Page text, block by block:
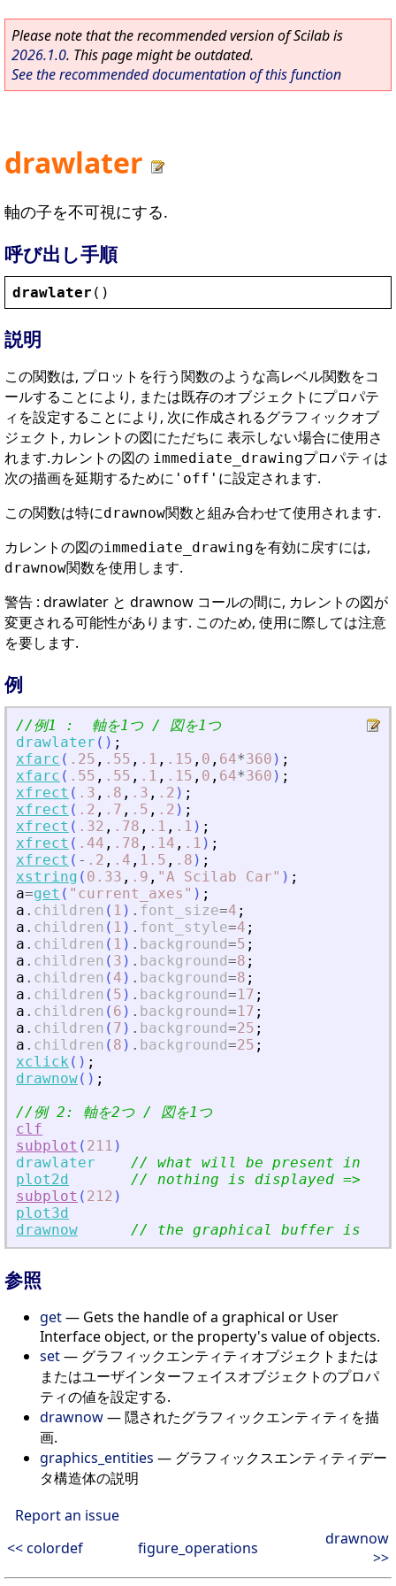
Please note that the recommended version of Scilab is
2026.1.0. This page might be outdated.
See the recommended documentation of this function
drawlater
軸の子を不可視にする.
呼び出し手順
drawlater ()
説明
この関数は, プロットを行う関数のような高レベル関数をコ
ールすることにより, または既存のオブジェクトにプロパテ
ィを設定することにより, 次に作成されるグラフィックオブ
ジェクト, カレントの図 にただちに 表示しない場合に使用さ
れます.カレントの図の immediate_drawingプロパティは
次の描画を延期するために 'off' に設定されます.
この関数は特にdrawnow関数と組み合わせて使用されます.
カレントの図のimmediate_drawingを有効に戻すには,
drawnow関数を使用します.
警告 : drawlater と drawnow コールの間に, カレントの図が
変更される可能性があります. このため, 使用に際しては注意
を要します.
例
//例1 :  軸を1つ / 図を1つ
drawlater ( ) ;
xfarc ( .25 , .55 , .1 , .15 , 0 , 64*360 ) ;
xfarc ( .55 , .55 , .1 , .15 , 0 , 64*360 ) ;
xfrect ( .3 , .8 , .3 , .2 ) ;
xfrect ( .2 , .7 , .5 , .2 ) ;
xfrect ( .32 , .78 , .1 , .1 ) ;
xfrect ( .44 , .78 , .14 , .1 ) ;
xfrect ( - .2 , .4 , 1.5 , .8 ) ;
xstring ( 0.33 , .9 , "A Scilab Car" ) ;
a=get ( " current_axes " ) ;
a . children ( 1 ) . font_size=4 ;
a . children ( 1 ) . font_style=4 ;
a . children ( 1 ) . background=5 ;
a . children ( 3 ) . background=8 ;
a . children ( 4 ) . background=8 ;
a . children ( 5 ) . background=17 ;
a . children ( 6 ) . background=17 ;
a . children ( 7 ) . background=25 ;
a . children ( 8 ) . background=25 ;
xclick ( ) ;
drawnow( ) ;
//例 2: 軸を2つ / 図を1つ
clf
subplot ( 211 )
drawlater
// what will be present in
plot2d
// nothing is displayed =>
subplot ( 212 )
plot3d
drawnow
// the graphical buffer is
参照
get— Gets the handle of a graphical or User
Interface object, or the property's value of objects.
set— グラフィックエンティティオブジェクトまたは
またはユーザインターフェイスオブジェクトのプロパ
ティの値を設定する.
drawnow— 隠されたグラフィックエンティティを描
画.
graphics_entities — グラフィックスエンティティデー
タ構造体の説明
Report an issue
<< colordef
figure_operations
drawnow
>>